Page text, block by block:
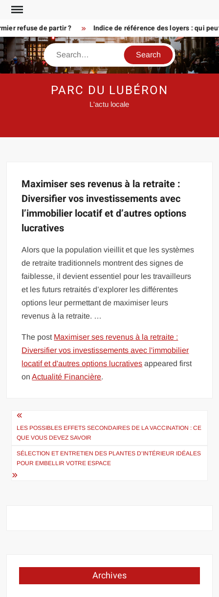
Skip
contentrefuse de partir ? Indice de référence des loyers : qui
Search
PARC DU LUBÉRON
L'actu locale
Maximiser ses revenus à la retraite :
Diversifier vos investissements avec
l’immobilier locatif et d’autres options
lucratives
Alors que la population vieillit et que les systèmes
de retraite traditionnels montrent des signes de
faiblesse, il devient essentiel pour les travailleurs
et les futurs retraités d’explorer les différentes
options leur permettant de maximiser leurs
revenus à la retraite. …
The post Maximiser ses revenus à la retraite :
Diversifier vos investissements avec l'immobilier
locatif et d'autres options lucratives appeared first
onActualité Financière.
Navigation
de
l’article
LES POSSIBLES EFFETS SECONDAIRES DE LA VACCINATION : CE
QUE VOUS DEVEZ SAVOIR
SÉLECTION ET ENTRETIEN DES PLANTES D’INTÉRIEUR IDÉALES
POUR EMBELLIR VOTRE ESPACE
Archives